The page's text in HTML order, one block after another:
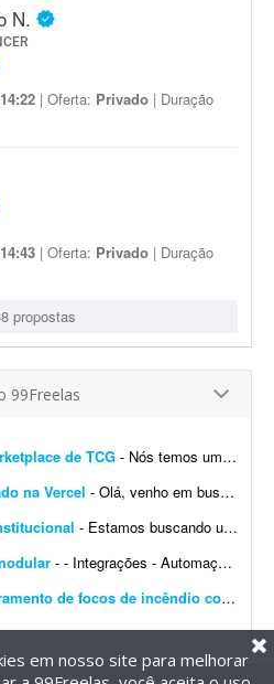
N.
| Oferta: Privado | Duração
| Oferta: Privado | Duração
propostas
99Freelas
de TCG - Nós temos um site de marketplace de TCG (trading card game) chamado Capital Collectibles e gostaria de um programador front-end e back-end para nos ajudar a revisar a estrutura e validar a p...
na Vercel - Olá, venho em busca de um profissional que entenda de Vercel. Gostaria de fazer alterações e melhorias no meu site. Já tenho muitas páginas que consigo editar, m...
- Estamos buscando um web designer/desenvolvedor para criar o novo site institucional da BonaFruta Sorvetes. Nossa principal referência de experiência, qualidade visual, navegaç&a...
- - Integrações - Automações - Configuração de servidor - Criação de ferramentas Exemplo de trabalho: Configuração de VPS, scrap...
Plataforma web de monitoramento de focos de incêndio com mapa interativo
em nosso site para melhorar